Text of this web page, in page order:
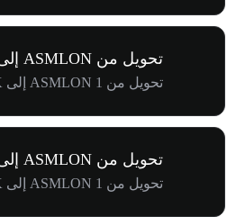
تحويل من ASMLON إلى DOP
تحويل من 1 ASMLON إلى RD$98.52K
تحويل من ASMLON إلى MYR
تحويل من 1 ASMLON إلى RM6.92K